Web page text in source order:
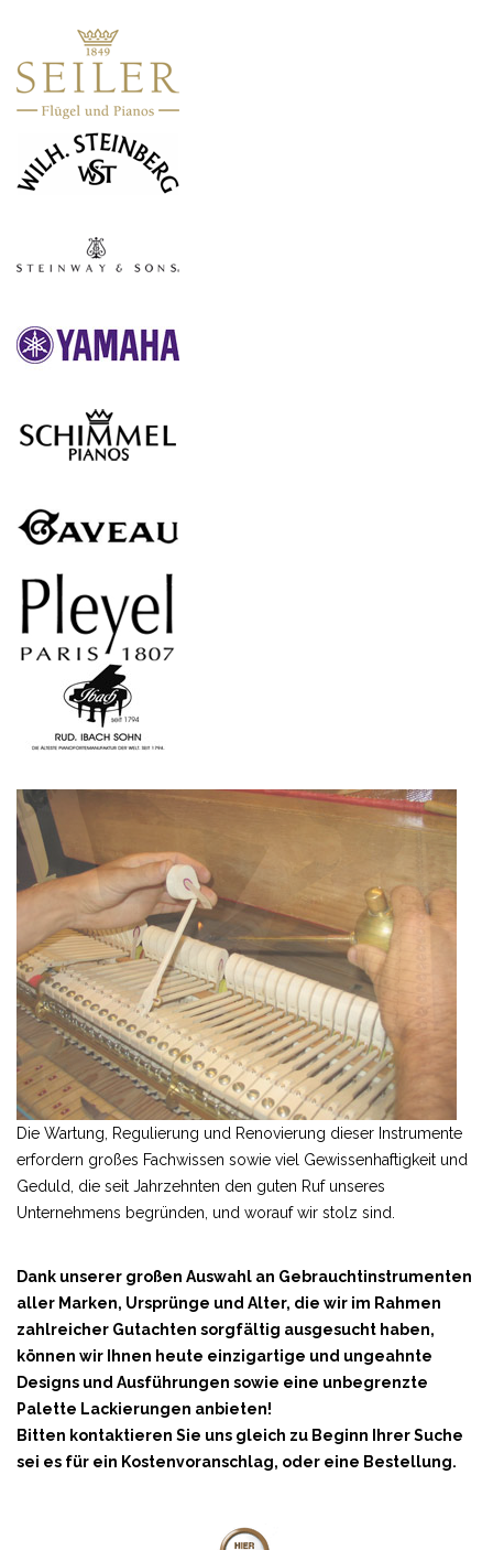
Die Wartung, Regulierung und Renovierung dieser Instrumente
erfordern großes Fachwissen sowie viel Gewissenhaftigkeit und
Geduld, die seit Jahrzehnten den guten Ruf unseres
Unternehmens begründen, und worauf wir stolz sind.
Dank unserer großen Auswahl an Gebrauchtinstrumenten
aller Marken, Ursprünge und Alter, die wir im Rahmen
zahlreicher Gutachten sorgfältig ausgesucht haben,
können wir Ihnen heute einzigartige und ungeahnte
Designs und Ausführungen sowie eine unbegrenzte
Palette Lackierungen anbieten!
Bitten kontaktieren Sie uns gleich zu Beginn Ihrer Suche
sei es für ein Kostenvoranschlag, oder eine Bestellung.